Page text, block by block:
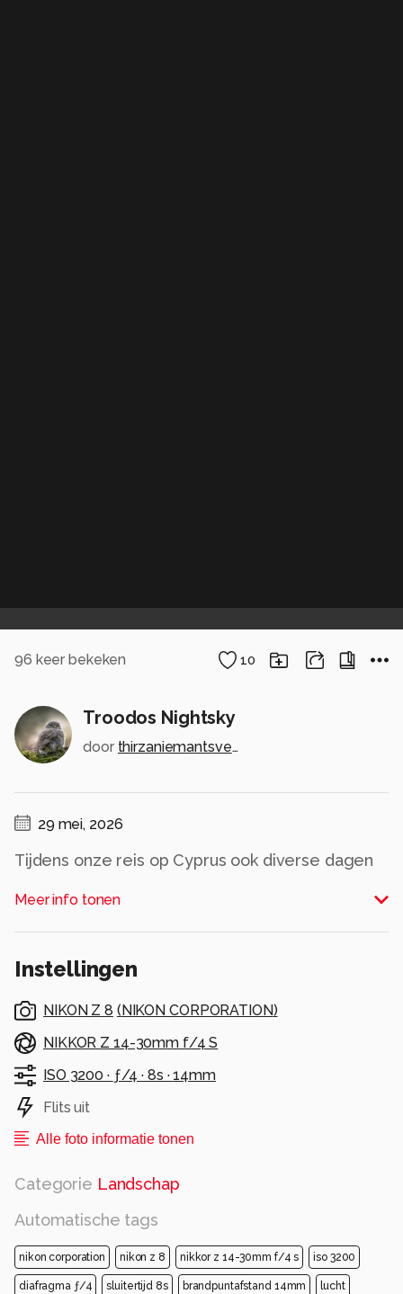
96 keer bekeken 10
Troodos Nightsky
door thirzaniemantsverdriet
29 mei, 2026
Tijdens onze reis op Cyprus ook diverse dagen
landschap, mooie dorpen, en hikingtrails door
het berglandschap. Op een van de avonden leek
te kunnen bewonderen. Langs een van de
plateau kunnen genieten van de uitzichten en de
sterren! Ondanks toch wat opkomende
bewolking en stevige wind.
Alle rechten voorbehouden
Meer info tonen
Instellingen
NIKON Z 8 (NIKON CORPORATION)
NIKKOR Z 14-30mm f/4 S
ISO 3200 · ƒ/4 · 8s ·14mm
Flits uit
Alle foto informatie tonen
Categorie Landschap
Automatische tags
nikon corporation nikon z 8 nikkor z 14-30mm f/4 s iso 3200
diafragma ƒ/4 sluitertijd 8s brandpuntafstand 14mm lucht